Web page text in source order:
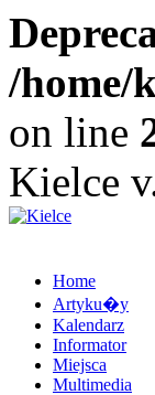
/home/
on line
Kielce
Home
Artyku�y
Kalendarz
Informator
Miejsca
Multimedia